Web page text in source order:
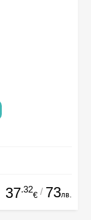
37.32
€ / 73лв.